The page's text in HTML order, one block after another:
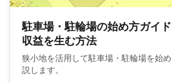
駐車場・駐輪場の始め方ガイ
収益を生む方法
狭小地を活用して駐車場・駐輪場を始
説します。